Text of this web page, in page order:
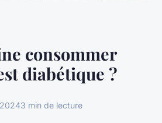
consommer
diabétique ?
3 min de lecture